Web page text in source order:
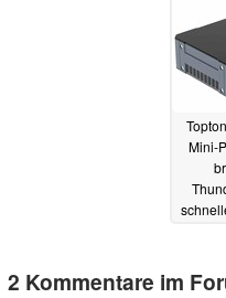
Mini-
2 Kommentare im